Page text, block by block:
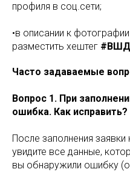
профиля в соц.сети;
•в описании к
разместить хештег
Часто задаваемые
Вопрос 1. При
ошибка. Как исправить?
После заполнения
увидите все данные,
вы обнаружили ошибку